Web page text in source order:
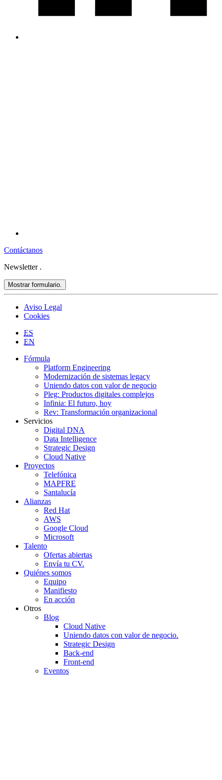
Contáctanos
Newsletter .
Mostrar formulario.
Aviso Legal
Cookies
ES
EN
Fórmula
Platform Engineering
Modernización de sistemas legacy
Uniendo datos con valor de negocio
Pleg: Productos digitales complejos
Infinia: El futuro, hoy
Rev: Transformación organizacional
Servicios
Digital DNA
Data Intelligence
Strategic Design
Cloud Native
Proyectos
Telefónica
MAPFRE
Santalucía
Alianzas
Red Hat
AWS
Google Cloud
Microsoft
Talento
Ofertas abiertas
Envía tu CV.
Quiénes somos
Equipo
Manifiesto
En acción
Otros
Blog
Cloud Native
Uniendo datos con valor de negocio.
Strategic Design
Back-end
Front-end
Eventos